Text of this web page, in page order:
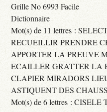
Grille No 6993 Facile
Dictionnaire
Mot(s) de 11 lettres :
RECUEILLIR PRENDRE
APPORTER LA PREUVE
ECAILLER GRATTER LA
CLAPIER MIRADORS
ASTIQUENT DES
Mot(s) de 6 lettres :